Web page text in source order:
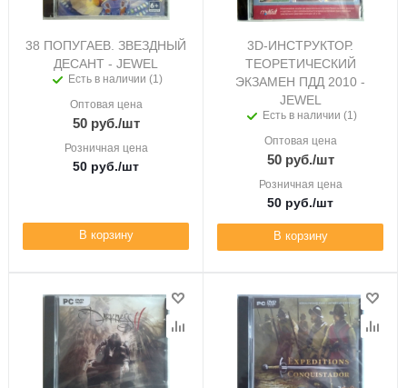
38 ПОПУГАЕВ. ЗВЕЗДНЫЙ
ДЕСАНТ - JEWEL
Есть в наличии (1)
Оптовая цена
50руб./шт
Розничная цена
50 руб./шт
В корзину
3D-ИНСТРУКТОР.
ТЕОРЕТИЧЕСКИЙ
ЭКЗАМЕН ПДД 2010 -
JEWEL
Есть в наличии (1)
Оптовая цена
50руб./шт
Розничная цена
50 руб./шт
В корзину